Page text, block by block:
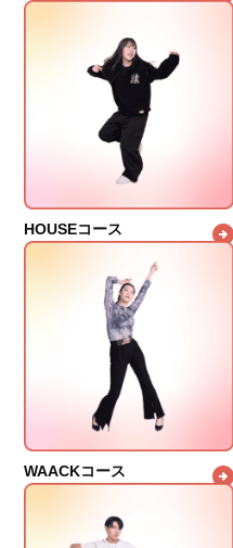
HOUSEコース
WAACKコース